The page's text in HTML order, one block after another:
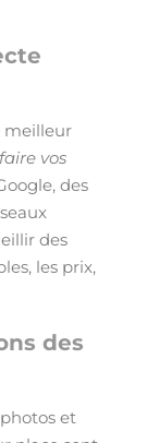
meilleur
faire vos
des
des
les prix,
des
et